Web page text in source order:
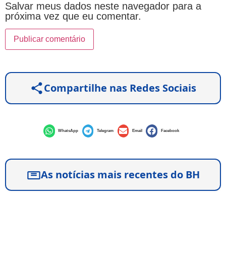
Salvar meus dados neste navegador para a
próxima vez que eu comentar.
Compartilhe nas Redes Sociais
WhatsApp Telegram Email Facebook
As notícias mais recentes do BH